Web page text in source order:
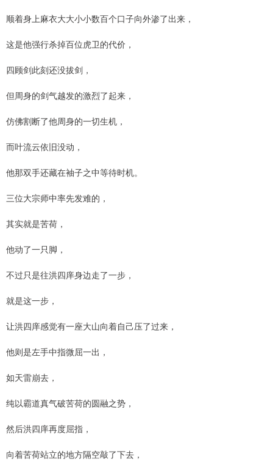
顺着身上麻衣大大小小数百个口子向外渗了出来，
这是他强行杀掉百位虎卫的代价，
四顾剑此刻还没拔剑，
但周身的剑气越发的激烈了起来，
仿佛割断了他周身的一切生机，
而叶流云依旧没动，
他那双手还藏在袖子之中等待时机。
三位大宗师中率先发难的，
其实就是苦荷，
他动了一只脚，
不过只是往洪四庠身边走了一步，
就是这一步，
让洪四庠感觉有一座大山向着自己压了过来，
他则是左手中指微屈一出，
如天雷崩去，
纯以霸道真气破苦荷的圆融之势，
然后洪四庠再度屈指，
向着苦荷站立的地方隔空敲了下去，